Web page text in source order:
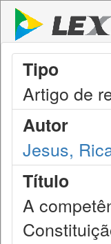
Tipo
Artigo de
Autor
Jesus,
Título
A